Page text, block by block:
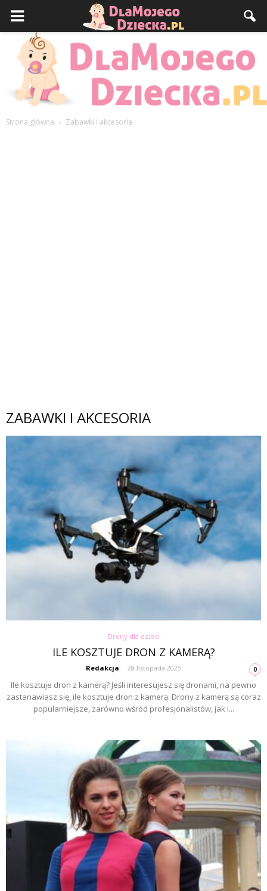
Strona główna Zabawki i akcesoria
ZABAWKI I AKCESORIA
Drony dla dzieci
ILE KOSZTUJE DRON Z KAMERĄ?
Redakcja - 28 listopada 2025 0
Ile kosztuje dron z kamerą? Jeśli interesujesz się dronami, na pewno
zastanawiasz się, ile kosztuje dron z kamerą. Drony z kamerą są coraz
popularniejsze, zarówno wśród profesjonalistów, jak i...